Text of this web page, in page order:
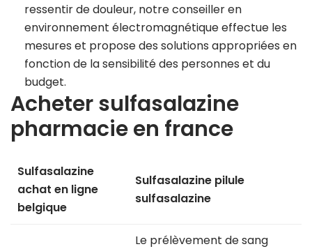
ressentir de douleur, notre conseiller en
environnement électromagnétique effectue les
mesures et propose des solutions appropriées en
fonction de la sensibilité des personnes et du
budget.
Acheter sulfasalazine
pharmacie en france
Sulfasalazine
achat en ligne
belgique
Sulfasalazine pilule
sulfasalazine
Le prélèvement de sang